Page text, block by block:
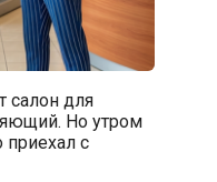
салон для
Но утром
приехал с